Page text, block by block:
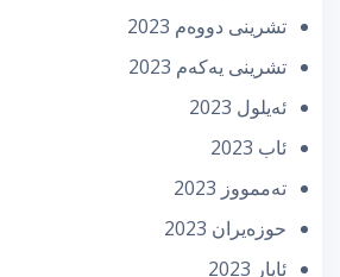
تشرینی دووه‌م 2023
تشرینی یه‌كه‌م 2023
ئه‌یلول 2023
ئاب 2023
تەممووز 2023
حوزه‌یران 2023
ئایار 2023